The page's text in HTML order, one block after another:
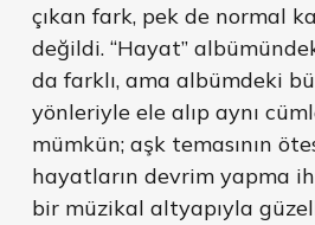
çıkan fark, pek de normal
değildi. “Hayat”
da farklı, ama albümdeki
yönleriyle ele alıp aynı
mümkün; aşk temasının
hayatların devrim yapma
bir müzikal altyapıyla